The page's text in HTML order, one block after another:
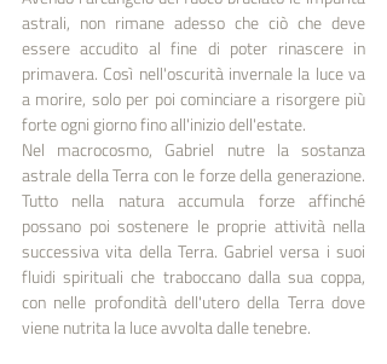
astrali, non rimane adesso che ciò che deve
essere accudito al fine di poter rinascere in
primavera. Così nell'oscurità invernale la luce va
a morire, solo per poi cominciare a risorgere più
forte ogni giorno fino all'inizio dell'estate.
Nel macrocosmo, Gabriel nutre la sostanza
astrale della Terra con le forze della generazione.
Tutto nella natura accumula forze affinché
possano poi sostenere le proprie attività nella
successiva vita della Terra. Gabriel versa i suoi
fluidi spirituali che traboccano dalla sua coppa,
con nelle profondità dell'utero della Terra dove
viene nutrita la luce avvolta dalle tenebre.